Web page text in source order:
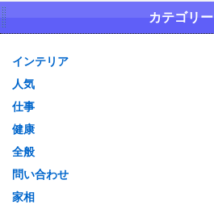
カテゴリー
インテリア
人気
仕事
健康
全般
問い合わせ
家相